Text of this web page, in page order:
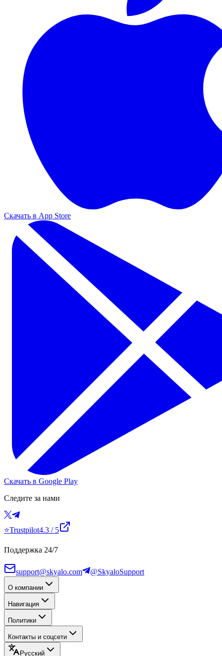
Скачать в App Store
Скачать в Google Play
Следите за нами
⭐Trustpilot4.3 / 5
Поддержка 24/7
support@skyalo.com @SkyaloSupport
О компании
Навигация
Политики
Контакты и соцсети
Русский